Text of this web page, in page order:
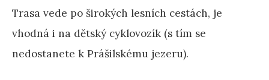
Trasa vede po širokých lesních cestách, je
vhodná i na dětský cyklovozík (s tím se
nedostanete k Prášilskému jezeru).